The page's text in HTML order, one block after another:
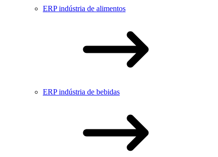
ERP indústria de alimentos
ERP indústria de bebidas